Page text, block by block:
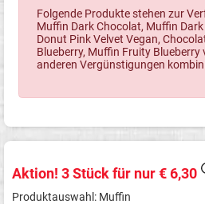
Folgende Produkte stehen zur
Muffin Dark Chocolat, Muffin
Donut Pink Velvet Vegan,
Blueberry, Muffin Fruity Blueberry
anderen Vergünstigungen
Aktion! 3 Stück für nur € 6,30
Produktauswahl: Muffin